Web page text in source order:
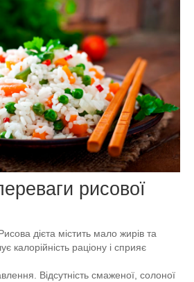
рисової
дієта містить мало жирів та
калорійність раціону і сприяє
Відсутність смаженої, солоної